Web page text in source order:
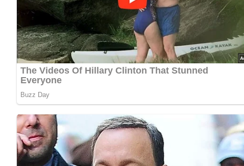
Die Zutaten nach Möglichkeit gut vor kühlen.
– Die Kaltschale kann auch mit Eiswürfeln aufgetragen werden.
[Nach: Alles vom Ei – Gesunde Ernährung » Verlag für die Frau, Leipzig]
4.5/5 (4 Bewertung)